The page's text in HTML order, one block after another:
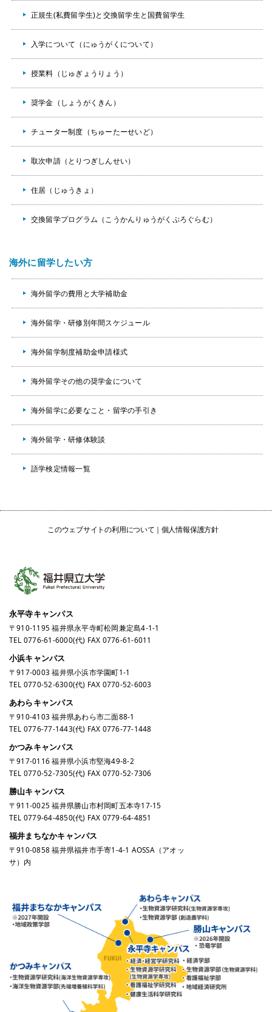
正規生(私費留学生)と交換留学生と国費留学生
入学について（にゅうがくについて）
授業料（じゅぎょうりょう）
奨学金（しょうがくきん）
チューター制度（ちゅーたーせいど）
取次申請（とりつぎしんせい）
住居（じゅうきょ）
交換留学プログラム（こうかんりゅうがくぷろぐらむ）
海外に留学したい方
海外留学の費用と大学補助金
海外留学・研修別年間スケジュール
海外留学制度補助金申請様式
海外留学その他の奨学金について
海外留学に必要なこと・留学の手引き
海外留学・研修体験談
語学検定情報一覧
このウェブサイトの利用について 個人情報保護方針
永平寺キャンパス
〒910-1195 福井県永平寺町松岡兼定島4-1-1
TEL 0776-61-6000(代) FAX 0776-61-6011
小浜キャンパス
〒917-0003 福井県小浜市学園町1-1
TEL 0770-52-6300(代) FAX 0770-52-6003
あわらキャンパス
〒910-4103 福井県あわら市二面88-1
TEL 0776-77-1443(代) FAX 0776-77-1448
かつみキャンパス
〒917-0116 福井県小浜市堅海49-8-2
TEL 0770-52-7305(代) FAX 0770-52-7306
勝山キャンパス
〒911-0025 福井県勝山市村岡町五本寺17-15
TEL 0779-64-4850(代) FAX 0779-64-4851
福井まちなかキャンパス
〒910-0858 福井県福井市手寄1-4-1 AOSSA（アオッ
サ）内